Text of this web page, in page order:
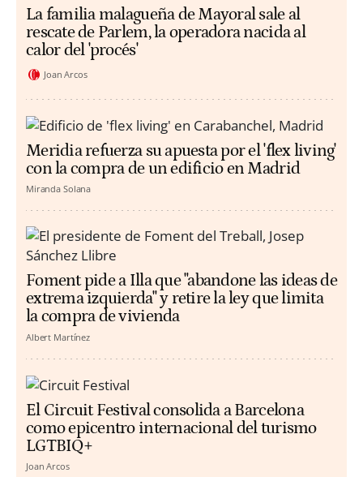
La familia malagueña de Mayoral sale al
rescate de Parlem, la operadora nacida al
calor del 'procés'
Joan Arcos
Meridia refuerza su apuesta por el 'flex living'
con la compra de un edificio en Madrid
Miranda Solana
Foment pide a Illa que "abandone las ideas de
extrema izquierda" y retire la ley que limita
la compra de vivienda
Albert Martínez
El Circuit Festival consolida a Barcelona
como epicentro internacional del turismo
LGTBIQ+
Joan Arcos